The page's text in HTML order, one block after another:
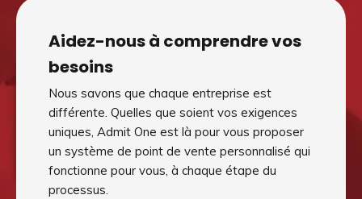
Aidez-nous à comprendre vos
besoins
Nous savons que chaque entreprise est
différente. Quelles que soient vos exigences
uniques, Admit One est là pour vous proposer
un système de point de vente personnalisé qui
fonctionne pour vous, à chaque étape du
processus.